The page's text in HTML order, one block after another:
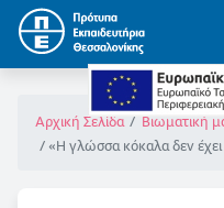
Αρχική Σελίδα
Βιωματική
«Η γλώσσα κόκαλα δεν έχει